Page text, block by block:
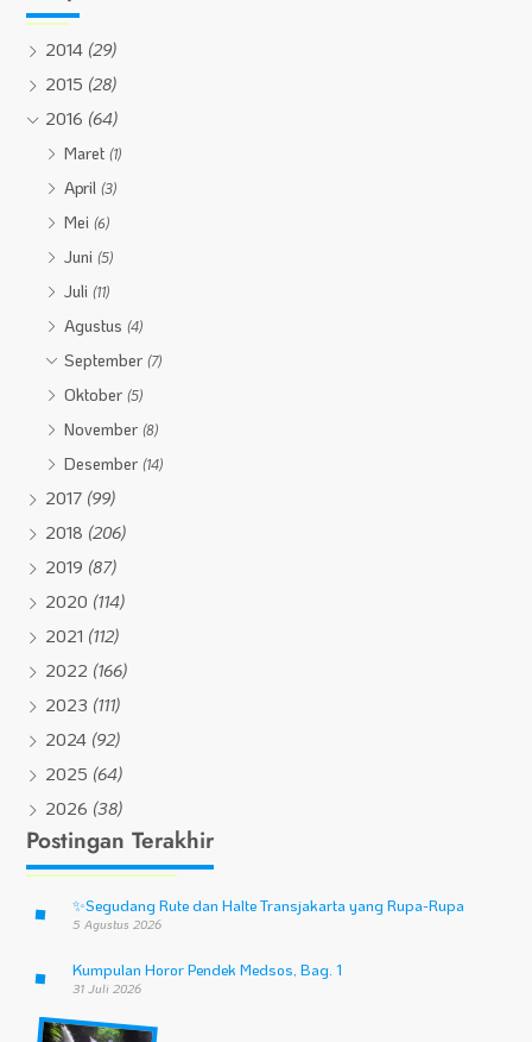
2014 (29)
2015 (28)
2016 (64)
Maret(1)
April(3)
Mei(6)
Juni(5)
Juli(11)
Agustus(4)
September(7)
Oktober(5)
November(8)
Desember(14)
2017 (99)
2018 (206)
2019 (87)
2020 (114)
2021 (112)
2022 (166)
2023 (111)
2024 (92)
2025 (64)
2026 (38)
Postingan Terakhir
✨Segudang Rute dan Halte Transjakarta yang Rupa-Rupa
5 Agustus 2026
Kumpulan Horor Pendek Medsos, Bag. 1
31 Juli 2026